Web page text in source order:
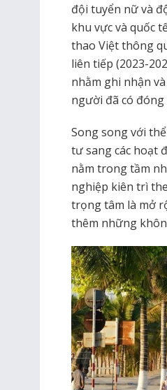
đội tuyển nữ và
khu vực và quốc
thao Việt thông
liên tiếp (2023-
nhằm ghi nhận
người đã có
Song song với
tư sang các hoạt
nằm trong tầm
nghiệp kiên trì
trọng tâm là mở
thêm những